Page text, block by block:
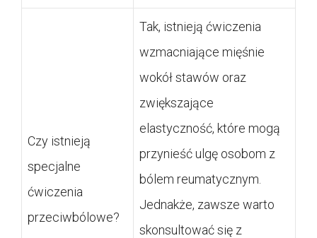
Czy istnieją
specjalne
ćwiczenia
przeciwbólowe?
Tak, istnieją ćwiczenia
wzmacniające mięśnie
wokół stawów oraz
zwiększające
elastyczność, które mogą
przynieść ulgę osobom z
bólem reumatycznym.
Jednakże, zawsze warto
skonsultować się z